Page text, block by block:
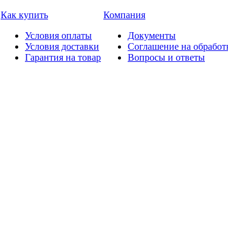
Как купить
Условия оплаты
Условия доставки
Гарантия на товар
Компания
Документы
Соглашение на
Вопросы и ответы